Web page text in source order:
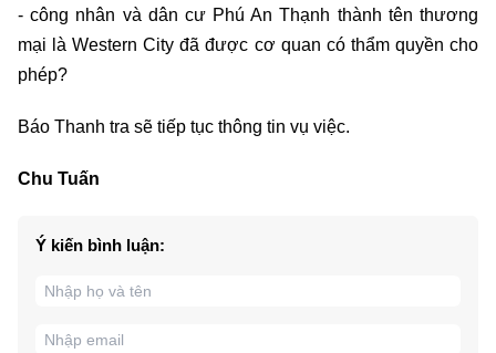
- công nhân và dân cư Phú An Thạnh thành tên thương
mại là Western City đã được cơ quan có thẩm quyền cho
phép?
Báo Thanh tra sẽ tiếp tục thông tin vụ việc.
Chu Tuấn
Ý kiến bình luận: